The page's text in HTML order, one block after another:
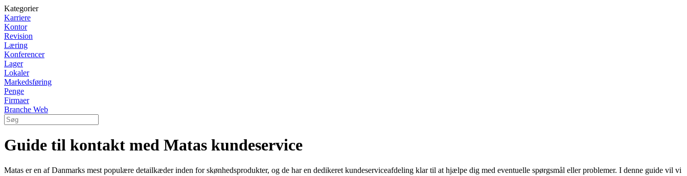
Kategorier
Karriere
Kontor
Revision
Læring
Konferencer
Lager
Lokaler
Markedsføring
Penge
Firmaer
Branche Web
Guide til kontakt med Matas kundeservice
Matas er en af Danmarks mest populære detailkæder inden for skønhedsprodukter, og de har en dedikeret kundeserviceafdeling klar til at hjælpe dig med eventuelle spørgsmål eller problemer. I denne guide vil vi